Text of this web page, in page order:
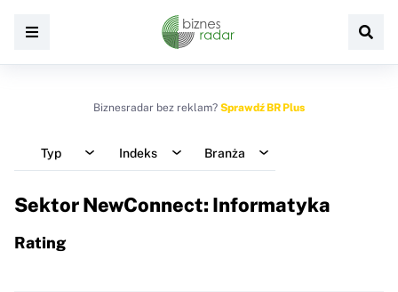
Biznesradar bez reklam? Sprawdź BR Plus
Typ Indeks Branża
Sektor NewConnect: Informatyka
Rating